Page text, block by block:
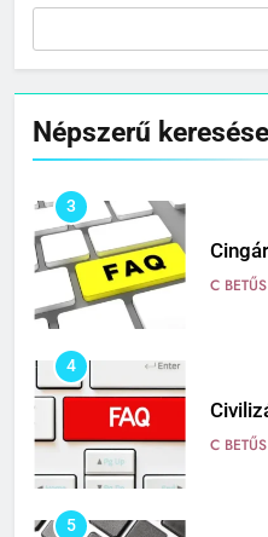
Népszerű
2
C BETŰS
3
C
4
C
5